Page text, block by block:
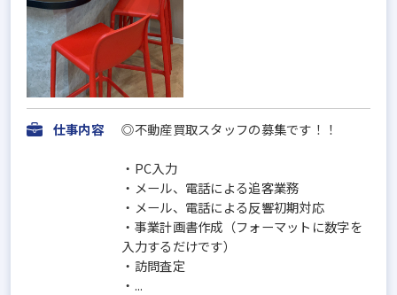
仕事内容 ◎不動産買取スタッフの募集です！！
・PC入力
・メール、電話による追客業務
・メール、電話による反響初期対応
・事業計画書作成（フォーマットに数字を
入力するだけです）
・訪問査定
・...